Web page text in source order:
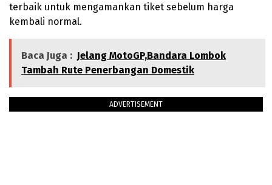
terbaik untuk mengamankan tiket sebelum harga
kembali normal.
Baca Juga : Jelang MotoGP,Bandara Lombok
Tambah Rute Penerbangan Domestik
ADVERTISEMENT